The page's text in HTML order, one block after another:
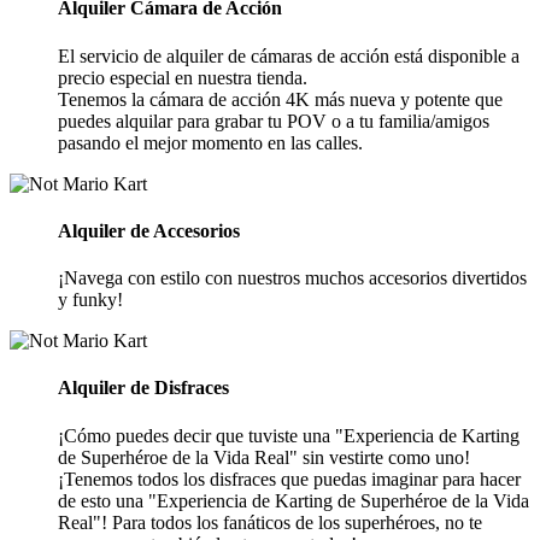
Alquiler Cámara de Acción
El servicio de alquiler de cámaras de acción está disponible a
precio especial en nuestra tienda.
Tenemos la cámara de acción 4K más nueva y potente que
puedes alquilar para grabar tu POV o a tu familia/amigos
pasando el mejor momento en las calles.
Alquiler de Accesorios
¡Navega con estilo con nuestros muchos accesorios divertidos
y funky!
Alquiler de Disfraces
¡Cómo puedes decir que tuviste una "Experiencia de Karting
de Superhéroe de la Vida Real" sin vestirte como uno!
¡Tenemos todos los disfraces que puedas imaginar para hacer
de esto una "Experiencia de Karting de Superhéroe de la Vida
Real"! Para todos los fanáticos de los superhéroes, no te